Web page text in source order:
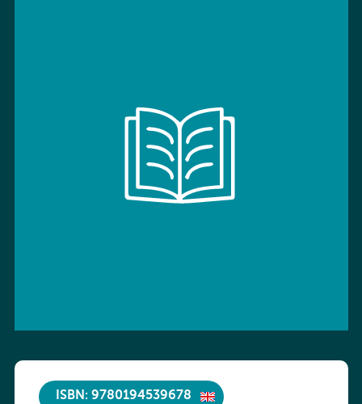
ISBN: 9780194539678